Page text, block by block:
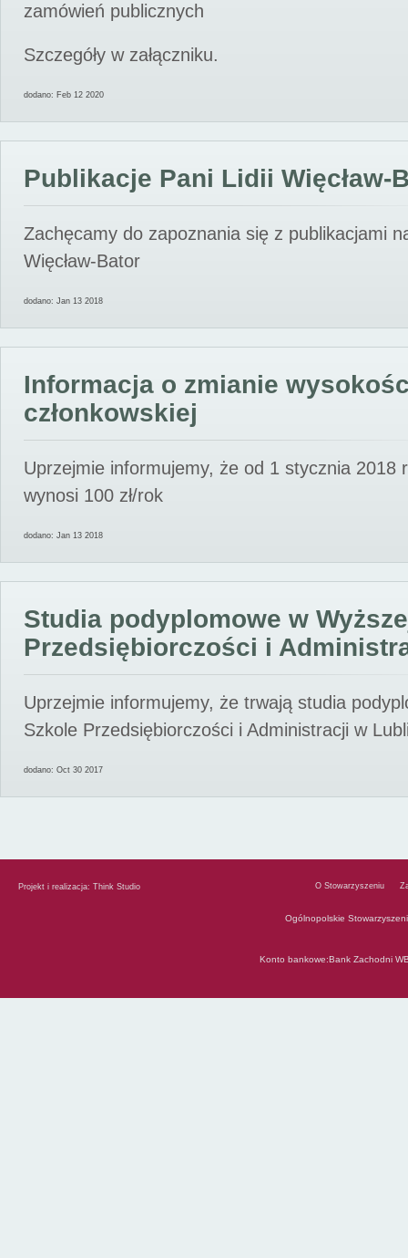
zamówień publicznych
Szczegóły w załączniku.
dodano: Feb 12 2020
Publikacje Pani Lidii Więcław-
Zachęcamy do zapoznania się z publikacjami
Więcław-Bator
dodano: Jan 13 2018
Informacja o zmianie
członkowskiej
Uprzejmie informujemy, że od 1 stycznia 2018
wynosi 100 zł/rok
dodano: Jan 13 2018
Studia podyplomowe w
Przedsiębiorczości i
Uprzejmie informujemy, że trwają studia
Szkole Przedsiębiorczości i Administracji w
dodano: Oct 30 2017
Projekt i realizacja: Think Studio O Stowarzyszeniu
Ogólnopolskie
Konto bankowe:Bank Zachodni